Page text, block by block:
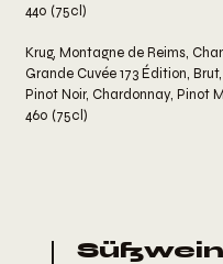
440 (75cl)
Krug, Montagne de Reims,
Grande Cuvée 173 Édition,
Pinot Noir, Chardonnay, Pinot
460 (75cl)
Süßwein